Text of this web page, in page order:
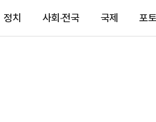
정치 사회·전국 국제 포토